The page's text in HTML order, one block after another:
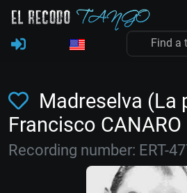
Madreselva (La
Francisco CANARO
Recording number: ERT-